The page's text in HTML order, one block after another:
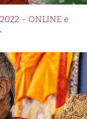
– ONLINE e